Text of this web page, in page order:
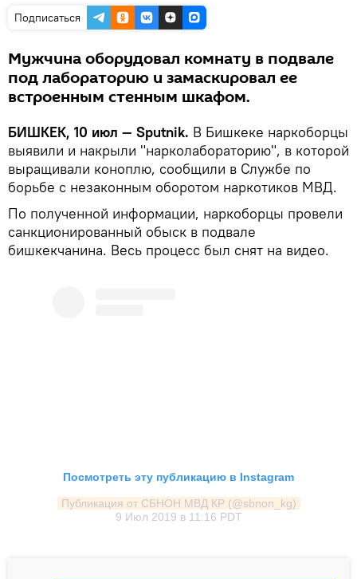
Подписаться
Мужчина оборудовал комнату в подвале
под лабораторию и замаскировал ее
встроенным стенным шкафом.
БИШКЕК, 10 июл — Sputnik. В Бишкеке наркоборцы
выявили и накрыли "нарколабораторию", в которой
выращивали коноплю, сообщили в Службе по
борьбе с незаконным оборотом наркотиков МВД.
По полученной информации, наркоборцы провели
санкционированный обыск в подвале
бишкекчанина. Весь процесс был снят на видео.
Посмотреть эту публикацию в Instagram
Публикация от СБНОН МВД КР (@sbnon_kg)
9 Июл 2019 в 11:16 PDT